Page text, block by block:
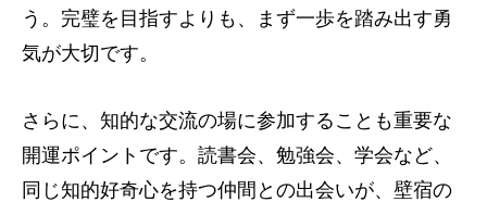
う。完璧を目指すよりも、まず一歩を踏み出す勇
気が大切です。
さらに、知的な交流の場に参加することも重要な
開運ポイントです。読書会、勉強会、学会など、
同じ知的好奇心を持つ仲間との出会いが、壁宿の